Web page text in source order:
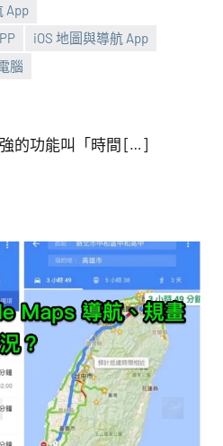
App
iOS 地圖與導航 App
腦
強的功能叫「時間 […]